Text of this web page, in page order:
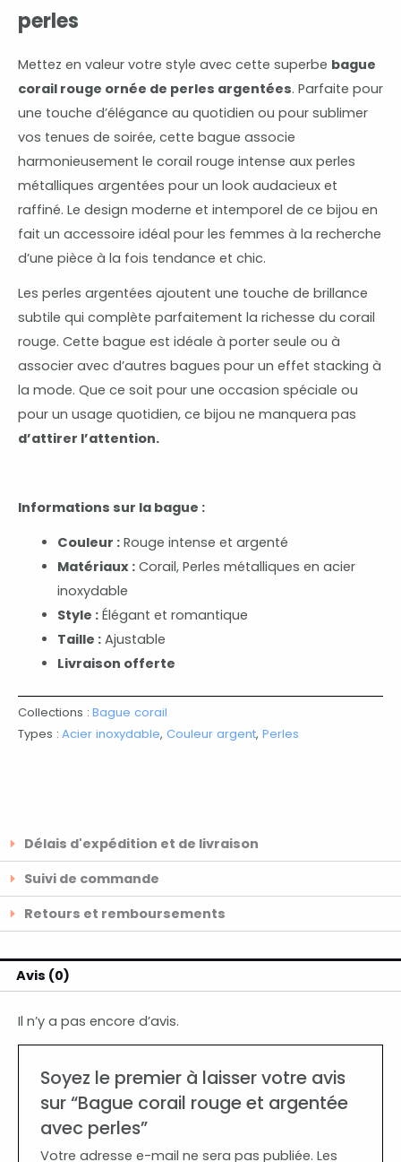
perles
Mettez en valeur votre style avec cette superbe bague
corail rouge ornée de perles argentées. Parfaite pour
une touche d’élégance au quotidien ou pour sublimer
vos tenues de soirée, cette bague associe
harmonieusement le corail rouge intense aux perles
métalliques argentées pour un look audacieux et
raffiné. Le design moderne et intemporel de ce bijou en
fait un accessoire idéal pour les femmes à la recherche
d’une pièce à la fois tendance et chic.
Les perles argentées ajoutent une touche de brillance
subtile qui complète parfaitement la richesse du corail
rouge. Cette bague est idéale à porter seule ou à
associer avec d’autres bagues pour un effet stacking à
la mode. Que ce soit pour une occasion spéciale ou
pour un usage quotidien, ce bijou ne manquera pas
d’attirer l’attention.
Informations sur la bague :
Couleur :Rouge intense et argenté
Matériaux :Corail, Perles métalliques en acier
inoxydable
Style :Élégant et romantique
Taille :Ajustable
Livraison offerte
Collections : Bague corail
Types : Acier inoxydable, Couleur argent, Perles
Délais d'expédition et de livraison
Suivi de commande
Retours et remboursements
Avis (0)
Il n’y a pas encore d’avis.
Soyez le premier à laisser votre avis
sur “Bague corail rouge et argentée
avec perles”
Votre adresse e-mail ne sera pas publiée. Les